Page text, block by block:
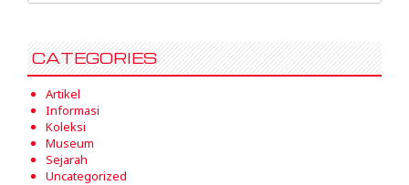
CATEGORIES
Artikel
Informasi
Koleksi
Museum
Sejarah
Uncategorized